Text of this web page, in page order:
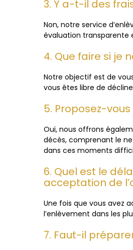
3. Y a-t-il des
Non, notre service
évaluation transparente
4. Que faire si je
Notre objectif est de
vous êtes libre de
5. Proposez-
Oui, nous offrons
décès, comprenant le
dans ces moments
6. Quel est le
acceptation de
Une fois que vous avez
l’enlèvement dans les
7. Faut-il